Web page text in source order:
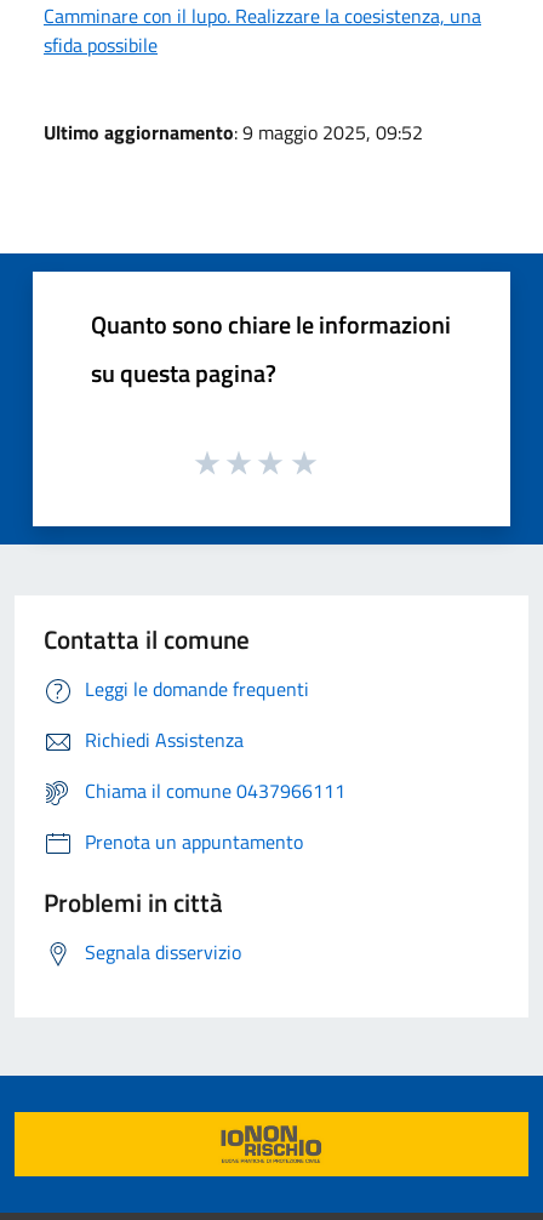
Camminare con il lupo. Realizzare la coesistenza, una
sfida possibile
Ultimo aggiornamento: 9 maggio 2025, 09:52
Quanto sono chiare le informazioni
su questa pagina?
Contatta il comune
Leggi le domande frequenti
Richiedi Assistenza
Chiama il comune 0437966111
Prenota un appuntamento
Problemi in città
Segnala disservizio